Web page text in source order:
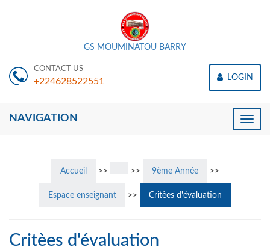
GS MOUMINATOU BARRY
CONTACT US
+224628522551 LOGIN
Toggle
NAVIGATION
Accueil >> >> 9ème Année >>
Espace enseignant >> Critèes d'évaluation
Critèes d'évaluation